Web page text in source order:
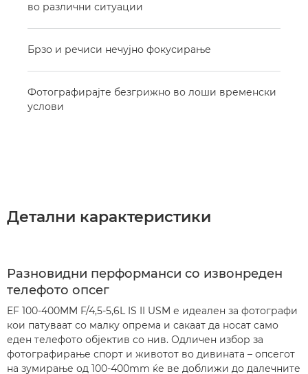
во различни ситуации
Брзо и речиси нечујно фокусирање
Фотографирајте безгрижно во лоши временски
услови
Детални карактеристики
Разновидни перформанси со извонреден
телефото опсег
EF 100-400MM F/4,5-5,6L IS II USM е идеален за фотографи
кои патуваат со малку опрема и сакаат да носат само
еден телефото објектив со нив. Одличен избор за
фотографирање спорт и животот во дивината – опсегот
на зумирање од 100-400mm ќе ве доближи до далечните